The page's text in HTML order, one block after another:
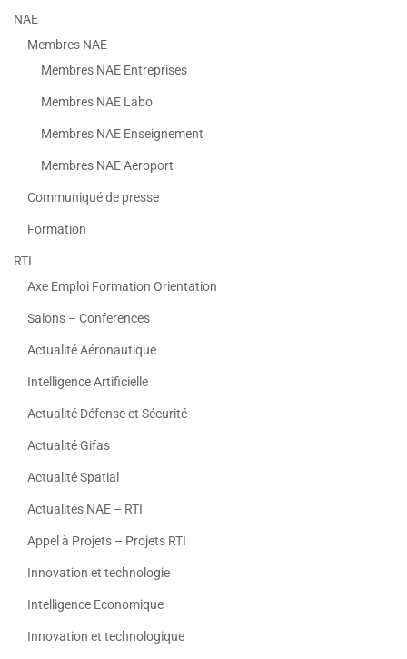
NAE
Membres NAE
Membres NAE Entreprises
Membres NAE Labo
Membres NAE Enseignement
Membres NAE Aeroport
Communiqué de presse
Formation
RTI
Axe Emploi Formation Orientation
Salons – Conferences
Actualité Aéronautique
Intelligence Artificielle
Actualité Défense et Sécurité
Actualité Gifas
Actualité Spatial
Actualités NAE – RTI
Appel à Projets – Projets RTI
Innovation et technologie
Intelligence Economique
Innovation et technologique